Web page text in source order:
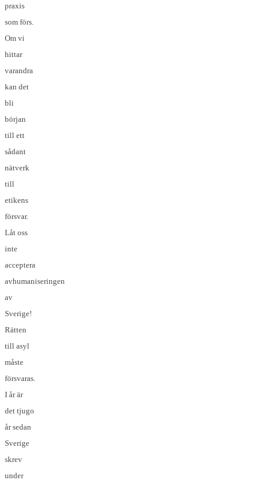
praxis
som förs.
Om vi
hittar
varandra
kan det
bli
början
till ett
sådant
nätverk
till
etikens
försvar.
Låt oss
inte
acceptera
avhumaniseringen
av
Sverige!
Rätten
till asyl
måste
försvaras.
I år är
det tjugo
år sedan
Sverige
skrev
under